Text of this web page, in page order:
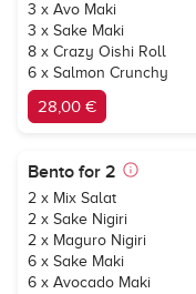
3 x Avo Maki
3 x Sake Maki
8 x Crazy Oishi Roll
6 x Salmon Crunchy
28,00 €
Bento for 2
2 x Mix Salat
2 x Sake Nigiri
2 x Maguro Nigiri
6 x Sake Maki
6 x Avocado Maki